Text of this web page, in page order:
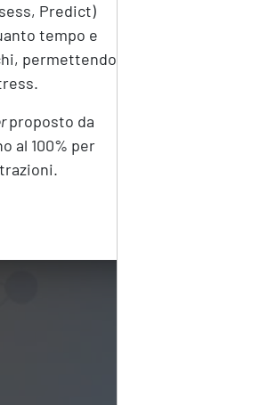
Predict)
tempo e
permettendo
proposto da
al 100% per